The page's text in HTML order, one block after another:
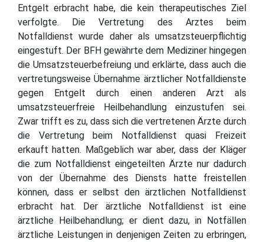
Entgelt erbracht habe, die kein therapeutisches Ziel
verfolgte. Die Vertretung des Arztes beim
Notfalldienst wurde daher als umsatzsteuerpflichtig
eingestuft. Der BFH gewährte dem Mediziner hingegen
die Umsatzsteuerbefreiung und erklärte, dass auch die
vertretungsweise Übernahme ärztlicher Notfalldienste
gegen Entgelt durch einen anderen Arzt als
umsatzsteuerfreie Heilbehandlung einzustufen sei.
Zwar trifft es zu, dass sich die vertretenen Ärzte durch
die Vertretung beim Notfalldienst quasi Freizeit
erkauft hatten. Maßgeblich war aber, dass der Kläger
die zum Notfalldienst eingeteilten Ärzte nur dadurch
von der Übernahme des Diensts hatte freistellen
können, dass er selbst den ärztlichen Notfalldienst
erbracht hat. Der ärztliche Notfalldienst ist eine
ärztliche Heilbehandlung; er dient dazu, in Notfällen
ärztliche Leistungen in denjenigen Zeiten zu erbringen,